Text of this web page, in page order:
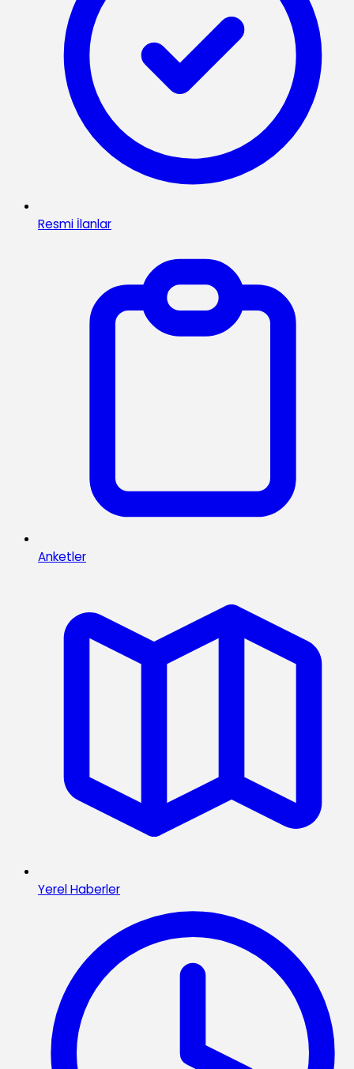
Resmi İlanlar
Anketler
Yerel Haberler